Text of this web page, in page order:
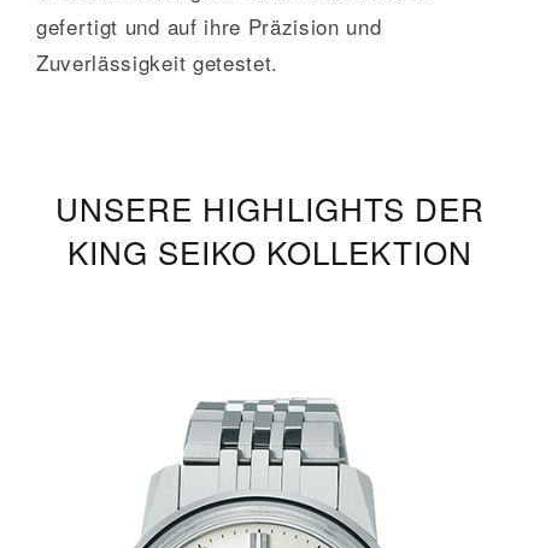
gefertigt und auf ihre Präzision und
Zuverlässigkeit getestet.
UNSERE HIGHLIGHTS DER
KING SEIKO KOLLEKTION